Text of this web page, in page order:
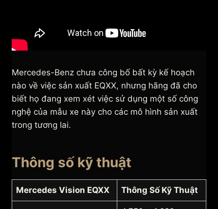
Mercedes-Benz chưa công bố bất kỳ kế hoạch
nào về việc sản xuất EQXX, nhưng hãng đã cho
biết họ đang xem xét việc sử dụng một số công
nghệ của mẫu xe này cho các mô hình sản xuất
trong tương lai.
Thông số kỹ thuật
Mercedes Vision EQXX Thông Số Kỹ Thuật